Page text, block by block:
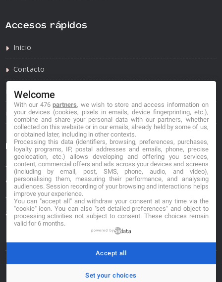
Accesos rápidos
Inicio
Contacto
Política de privacidad
Política de cookies
Información de contacto
*No se garantiza que los datos mostrados estén
actualizados.
** Los precios mostrados son estimaciones y no se
garantiza su veracidad.
© 2026. buscafloristeria.com
Welcome
With our 476partners, we wish to store and access information on
your devices (cookies, pixels in emails, device fingerprinting, etc.),
combine and share your personal data with our partners, whether
collected on this website or in our emails, already held by some of us,
or obtained later, including in other contexts.
Processing this data (identifiers, browsing, preferences, purchases,
loyalty programs, IP, postal addresses and emails, phone, precise
geolocation, etc.) allows developing and offering you services,
content, commercial offers and ads across your devices and screens
(including by email, post, SMS, phone, audio, and video),
personalising them, measuring their performance, and analysing
audiences. Session recording of your browsing and interactions helps
improve your experience.
You can "accept all" and withdraw your consent at any time via the
"cookie" icon. You can also "set detailed preferences" and object to
processing activities not subject to consent. These choices remain
valid for 6 months.
powered by
Set your choices
Accept all